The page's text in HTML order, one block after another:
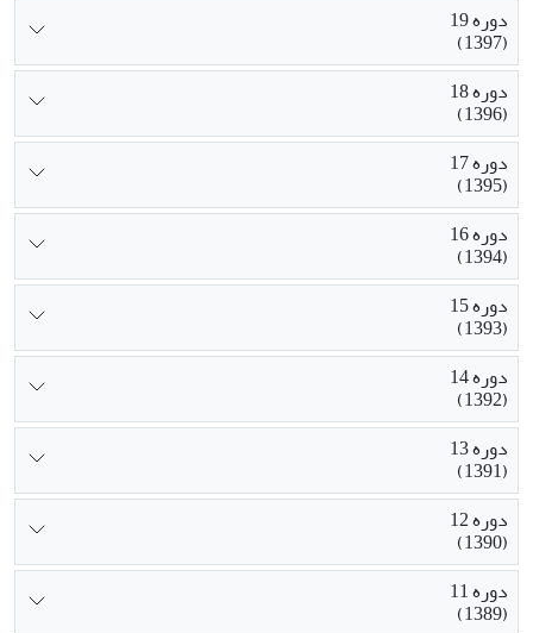
دوره 19
(1397)
دوره 18
(1396)
دوره 17
(1395)
دوره 16
(1394)
دوره 15
(1393)
دوره 14
(1392)
دوره 13
(1391)
دوره 12
(1390)
دوره 11
(1389)